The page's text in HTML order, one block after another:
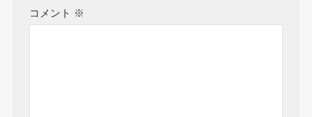
コメント ※